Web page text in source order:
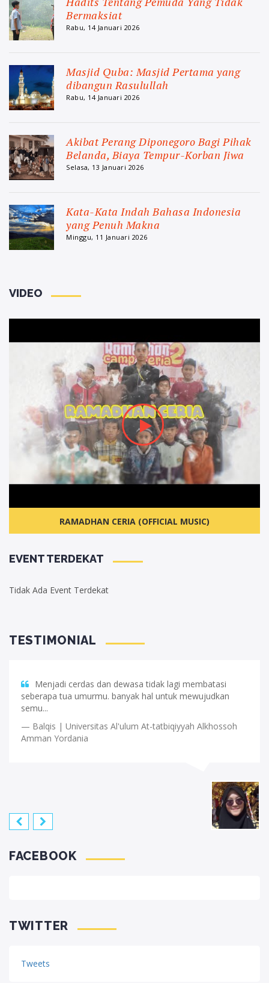
Bermaksiat
Rabu, 14 Januari 2026
Masjid Quba: Masjid Pertama yang
dibangun Rasulullah
Rabu, 14 Januari 2026
Akibat Perang Diponegoro Bagi Pihak
Belanda, Biaya Tempur-Korban Jiwa
Selasa, 13 Januari 2026
Kata-Kata Indah Bahasa Indonesia
yang Penuh Makna
Minggu, 11 Januari 2026
VIDEO
RAMADHAN CERIA (OFFICIAL MUSIC)
EVENT TERDEKAT
Tidak Ada Event Terdekat
TESTIMONIAL
Alkhossoh
Banyak yang saya dapatkan selama belajar
Daarul Fikri. Selain di bekali ilmu pengetahuan
FACEBOOK
TWITTER
Tweets